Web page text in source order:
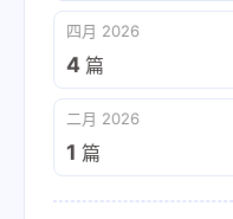
四月 2026
4 篇
二月 2026
1 篇